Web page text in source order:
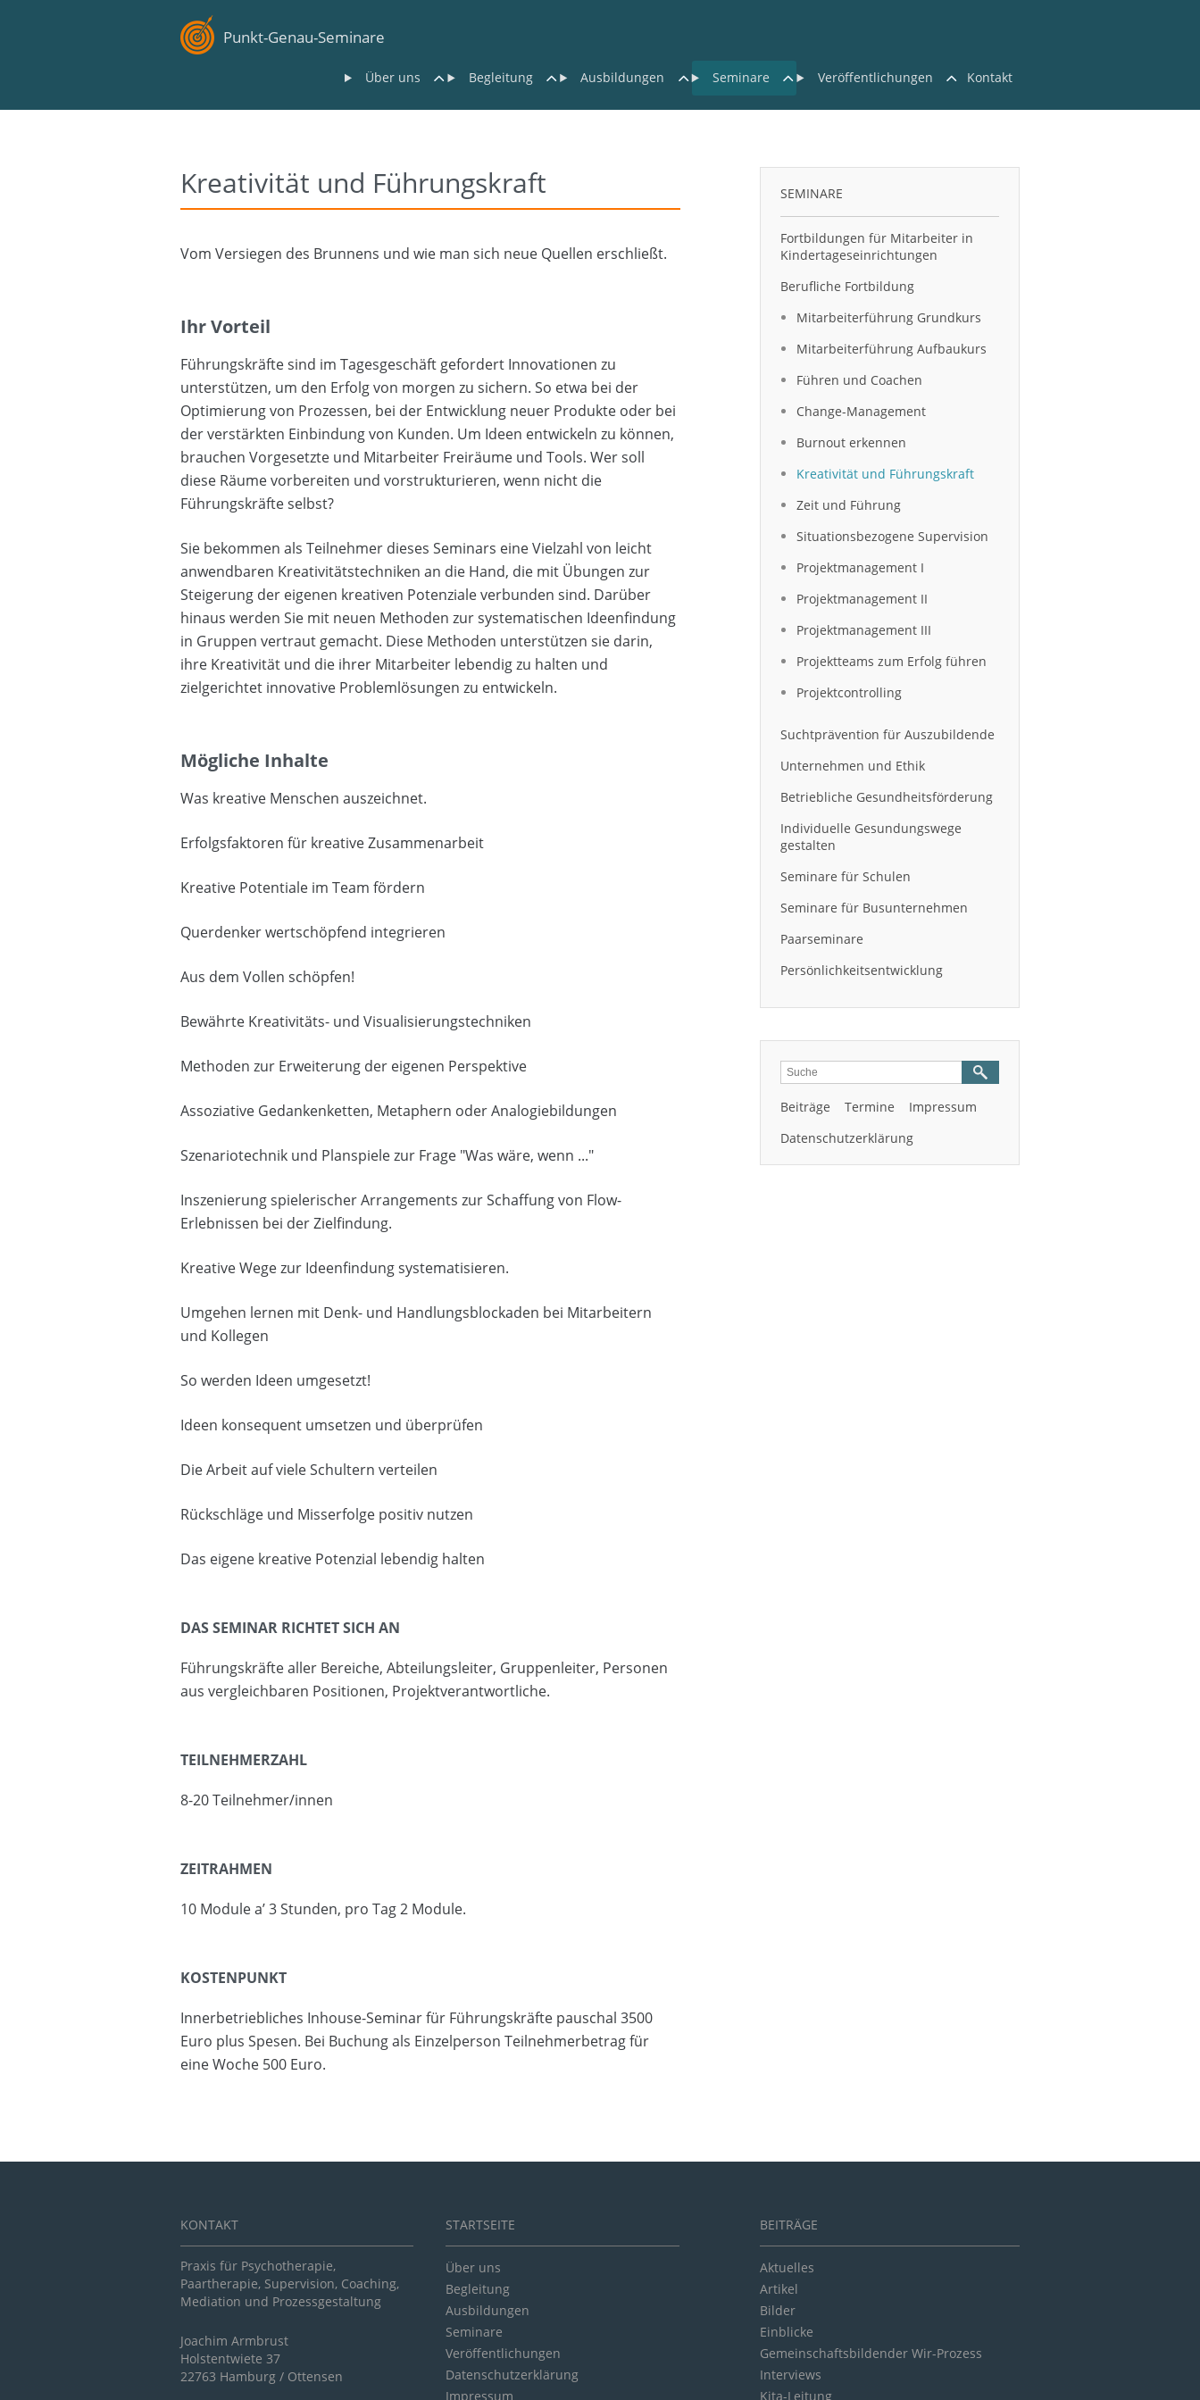
Punkt-Genau-Seminare
Über uns Begleitung Ausbildungen Seminare Veröffentlichungen Kontakt
Kreativität und Führungskraft
Vom Versiegen des Brunnens und wie man sich neue Quellen erschließt.
Ihr Vorteil
Führungskräfte sind im Tagesgeschäft gefordert Innovationen zu
unterstützen, um den Erfolg von morgen zu sichern. So etwa bei der
Optimierung von Prozessen, bei der Entwicklung neuer Produkte oder bei
der verstärkten Einbindung von Kunden. Um Ideen entwickeln zu können,
brauchen Vorgesetzte und Mitarbeiter Freiräume und Tools. Wer soll
diese Räume vorbereiten und vorstrukturieren, wenn nicht die
Führungskräfte selbst?
Sie bekommen als Teilnehmer dieses Seminars eine Vielzahl von leicht
anwendbaren Kreativitätstechniken an die Hand, die mit Übungen zur
Steigerung der eigenen kreativen Potenziale verbunden sind. Darüber
hinaus werden Sie mit neuen Methoden zur systematischen Ideenfindung
in Gruppen vertraut gemacht. Diese Methoden unterstützen sie darin,
ihre Kreativität und die ihrer Mitarbeiter lebendig zu halten und
zielgerichtet innovative Problemlösungen zu entwickeln.
Mögliche Inhalte
Was kreative Menschen auszeichnet.
Erfolgsfaktoren für kreative Zusammenarbeit
Kreative Potentiale im Team fördern
Querdenker wertschöpfend integrieren
Aus dem Vollen schöpfen!
Bewährte Kreativitäts- und Visualisierungstechniken
Methoden zur Erweiterung der eigenen Perspektive
Assoziative Gedankenketten, Metaphern oder Analogiebildungen
Szenariotechnik und Planspiele zur Frage "Was wäre, wenn ..."
Inszenierung spielerischer Arrangements zur Schaffung von Flow-
Erlebnissen bei der Zielfindung.
Kreative Wege zur Ideenfindung systematisieren.
Umgehen lernen mit Denk- und Handlungsblockaden bei Mitarbeitern
und Kollegen
So werden Ideen umgesetzt!
Ideen konsequent umsetzen und überprüfen
Die Arbeit auf viele Schultern verteilen
Rückschläge und Misserfolge positiv nutzen
Das eigene kreative Potenzial lebendig halten
DAS SEMINAR RICHTET SICH AN
Führungskräfte aller Bereiche, Abteilungsleiter, Gruppenleiter, Personen
aus vergleichbaren Positionen, Projektverantwortliche.
TEILNEHMERZAHL
8-20 Teilnehmer/innen
ZEITRAHMEN
10 Module a’ 3 Stunden, pro Tag 2 Module.
KOSTENPUNKT
Innerbetriebliches Inhouse-Seminar für Führungskräfte pauschal 3500
Euro plus Spesen. Bei Buchung als Einzelperson Teilnehmerbetrag für
eine Woche 500 Euro.
SEMINARE
Fortbildungen für Mitarbeiter in
Kindertageseinrichtungen
Berufliche Fortbildung
Mitarbeiterführung Grundkurs
Mitarbeiterführung Aufbaukurs
Führen und Coachen
Change-Management
Burnout erkennen
Kreativität und Führungskraft
Zeit und Führung
Situationsbezogene Supervision
Projektmanagement I
Projektmanagement II
Projektmanagement III
Projektteams zum Erfolg führen
Projektcontrolling
Suchtprävention für Auszubildende
Unternehmen und Ethik
Betriebliche Gesundheitsförderung
Individuelle Gesundungswege
gestalten
Seminare für Schulen
Seminare für Busunternehmen
Paarseminare
Persönlichkeitsentwicklung
Beiträge Termine
Impressum
Datenschutzerklärung
KONTAKT
Praxis für Psychotherapie,
Paartherapie, Supervision, Coaching,
Mediation und Prozessgestaltung
Joachim Armbrust
Holstentwiete 37
22763 Hamburg / Ottensen
STARTSEITE
Über uns
Begleitung
Ausbildungen
Seminare
Veröffentlichungen
Datenschutzerklärung
Impressum
BEITRÄGE
Aktuelles
Artikel
Bilder
Einblicke
Gemeinschaftsbildender Wir-Prozess
Interviews
Kita-Leitung